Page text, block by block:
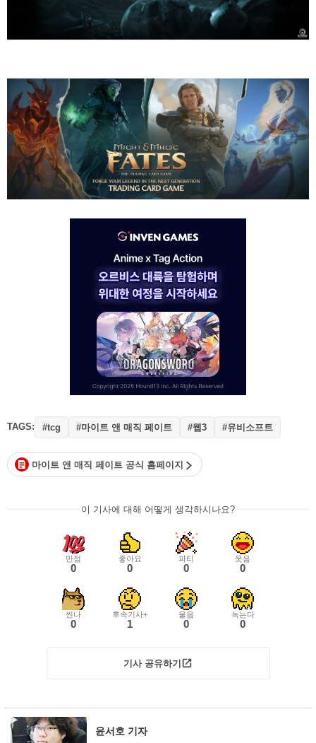
TAGS: #tcg #마이트 앤 매직 페이트 #웹3 #유비소프트
마이트 앤 매직 페이트 공식 홈페이지
이 기사에 대해 어떻게 생각하시나요?
만점
0
좋아요
0
파티
0
웃음
0
씬나
0
후속기사+
1
울음
0
녹는다
0
기사 공유하기
윤서호 기자